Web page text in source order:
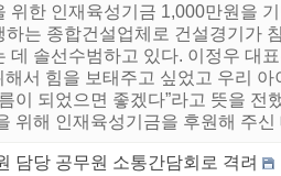
위한 인재육성기금 1,000만원을
는 종합건설업체로 건설경기가
데 솔선수범하고 있다. 이정우 대
서 힘을 보태주고 싶었고 우리
이 되었으면 좋겠다”라고 뜻을 전
위해 인재육성기금을 후원해 주신
담당 공무원 소통간담회로 격려